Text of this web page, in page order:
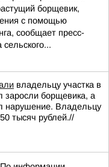
борщевик,
с помощью
сообщает пресс-
владельцу участка в
заросли борщевика, а
нарушение. Владельцу
тысяч рублей.//